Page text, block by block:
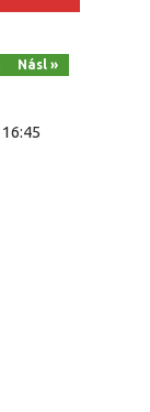
Násl »